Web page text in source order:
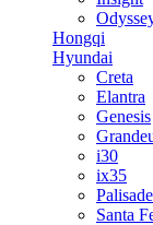
Hongqi
Hyundai
Creta
Elantra
Genesis
i30
ix35
Palisade
Santa